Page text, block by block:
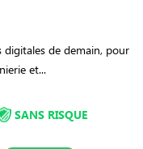
de demain, pour
et...
SANS RISQUE